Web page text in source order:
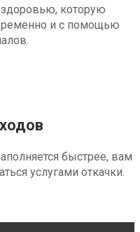
которую
и с помощью
быстрее, вам
услугами откачки.